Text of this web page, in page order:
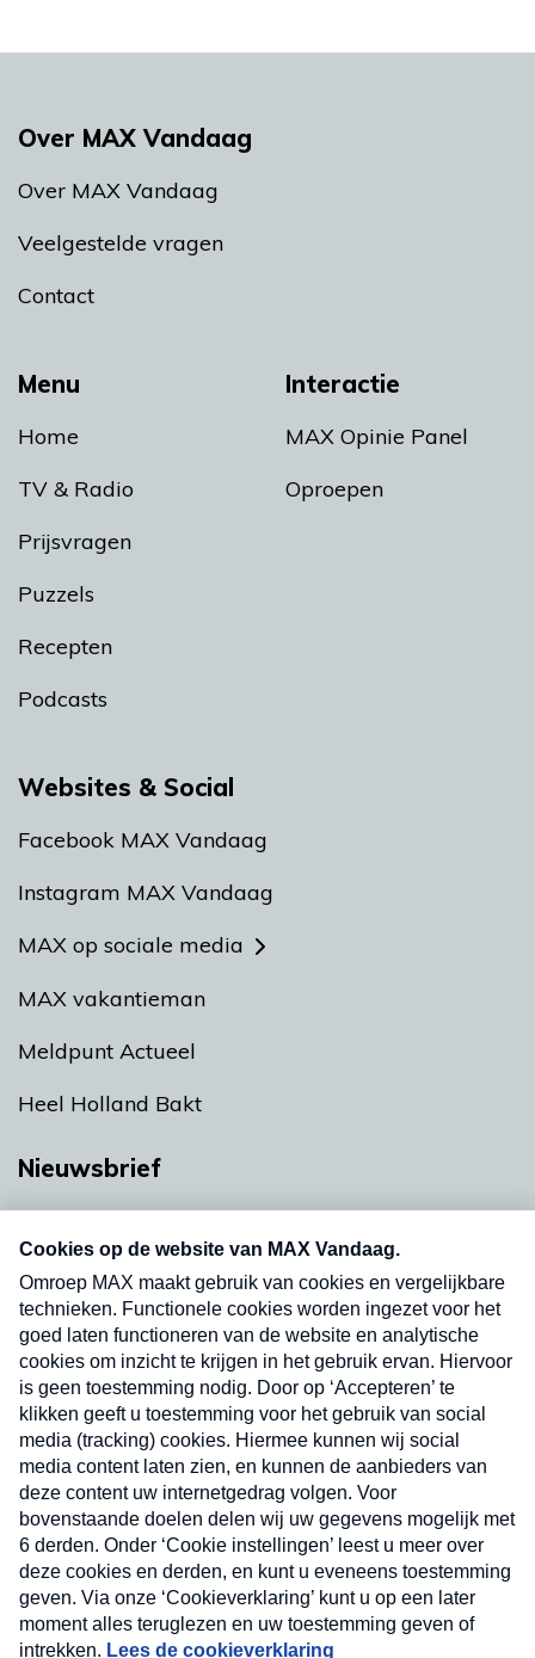
Menu
Home
TV & Radio
Prijsvragen
Puzzels
Recepten
Podcasts
Interactie
MAX Opinie Panel
Oproepen
Over MAX Vandaag
Over MAX Vandaag
Veelgestelde vragen
Contact
Websites & Social
Facebook MAX Vandaag
Instagram MAX Vandaag
MAX op sociale media
MAX vakantieman
Meldpunt Actueel
Heel Holland Bakt
Nieuwsbrief
nieuwsbrief. Elke vrijdag- en dinsdagochtend in
uw mailbox.
Verzend
Nieuwsbrief
Neem hier een gratis abonnement op onze
nieuwsbrief. Elke vrijdag- en dinsdagochtend in uw